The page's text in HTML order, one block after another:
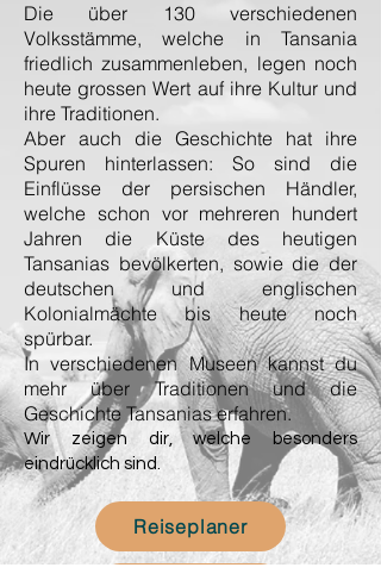
Die über 130 verschiedenen
Volksstämme, welche in Tansania
friedlich zusammenleben, legen noch
heute grossen Wert auf ihre Kultur und
ihre Traditionen.
Aber auch die Geschichte hat ihre
Spuren hinterlassen: So sind die
Einflüsse der persischen Händler,
welche schon vor mehreren hundert
Jahren die Küste des heutigen
Tansanias bevölkerten, sowie die der
deutschen und englischen
Kolonialmächte bis heute noch
spürbar.
In verschiedenen Museen kannst du
mehr über Traditionen und die
Geschichte Tansanias erfahren.
Wir zeigen dir, welche besonders
eindrücklich sind.
Reiseplaner